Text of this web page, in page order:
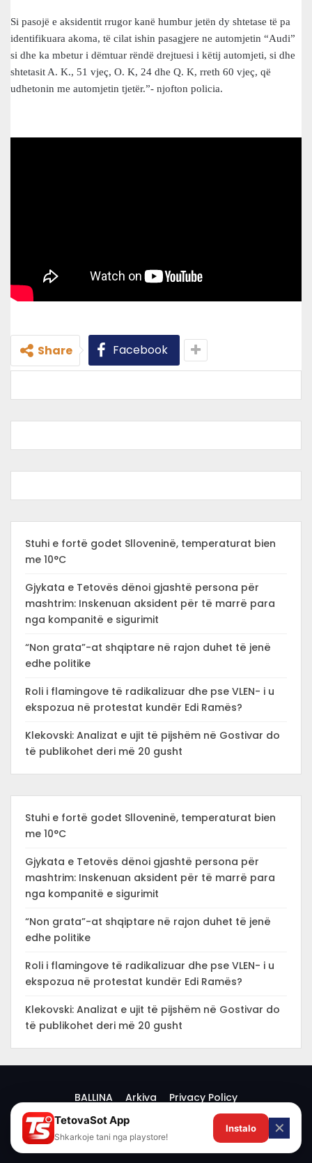
Si pasojë e aksidentit rrugor kanë humbur jetën dy shtetase të pa
identifikuara akoma, të cilat ishin pasagjere ne automjetin “Audi”
si dhe ka mbetur i dëmtuar rëndë drejtuesi i këtij automjeti, si dhe
shtetasit A. K., 51 vjeç, O. K, 24 dhe Q. K, rreth 60 vjeç, që
udhetonin me automjetin tjetër.”- njofton policia.
Share Facebook
Stuhi e fortë godet Slloveninë, temperaturat bien
me 10°C
Gjykata e Tetovës dënoi gjashtë persona për
mashtrim: Inskenuan aksident për të marrë para
nga kompanitë e sigurimit
“Non grata”-at shqiptare në rajon duhet të jenë
edhe politike
Roli i flamingove të radikalizuar dhe pse VLEN- i u
ekspozua në protestat kundër Edi Ramës?
Klekovski: Analizat e ujit të pijshëm në Gostivar do
të publikohet deri më 20 gusht
Stuhi e fortë godet Slloveninë, temperaturat bien
me 10°C
Gjykata e Tetovës dënoi gjashtë persona për
mashtrim: Inskenuan aksident për të marrë para
nga kompanitë e sigurimit
“Non grata”-at shqiptare në rajon duhet të jenë
edhe politike
Roli i flamingove të radikalizuar dhe pse VLEN- i u
ekspozua në protestat kundër Edi Ramës?
Klekovski: Analizat e ujit të pijshëm në Gostivar do
të publikohet deri më 20 gusht
BALLINA Arkiva Privacy Policy
© 2026 -
TetovaSot App
Shkarkoje tani nga playstore!
Instalo ✕